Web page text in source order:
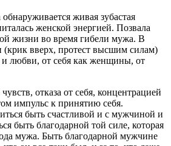
живая зубастая
женской энергией. Позвала
жизни во время гибели мужа. В
вверх, протест высшим силам)
и любви, от себя как женщины, от
отказа от себя, концентрацией
импульс к принятию себя.
быть счастливой и с мужчиной и
быть благодарной той силе, которая
мужа. Быть благодарной мужчине